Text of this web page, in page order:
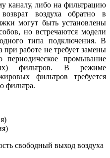
каналу, либо на фильтрацию
воздуха обратно в
могут быть установлены
но встречаются модели
типа подключения. В
работе не требует замены
периодическое промывание
фильтров. В режиме
фильтров требуется
фильтра.
свободный выход воздуха